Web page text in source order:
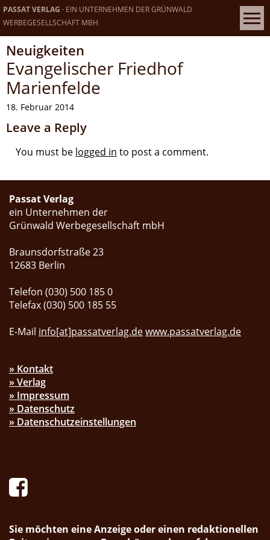
PASSAT VERLAG · EIN UNTERNEHMEN DER GRÜNWALD
WERBEGESELLSCHAFT MBH
Neuigkeiten
Evangelischer Friedhof
Marienfelde
18. Februar 2014
Leave a Reply
You must be logged in to post a comment.
Passat Verlag
ein Unternehmen der
Grünwald Werbegesellschaft mbH
Braunsdorfstraße 23
12683 Berlin
Telefon (030) 500 185 0
Telefax (030) 500 185 55
E-Mail info[at]passatverlag.dewww.passatverlag.de
» Kontakt
» Verlag
» Impressum
» Datenschutz
» Datenschutzeinstellungen
Sie möchten eine Anzeige oder einen redaktionellen